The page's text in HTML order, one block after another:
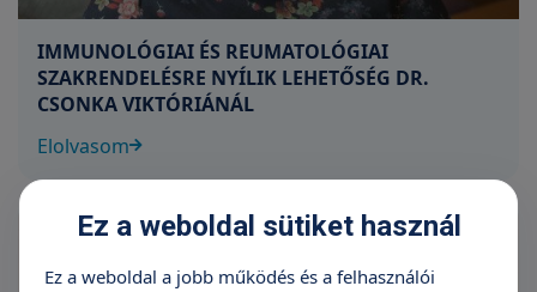
IMMUNOLÓGIAI ÉS REUMATOLÓGIAI
SZAKRENDELÉSRE NYÍLIK LEHETŐSÉG DR.
CSONKA VIKTÓRIÁNÁL
Elolvasom
Ez a weboldal sütiket használ
Ez a weboldal a jobb működés és a felhasználói